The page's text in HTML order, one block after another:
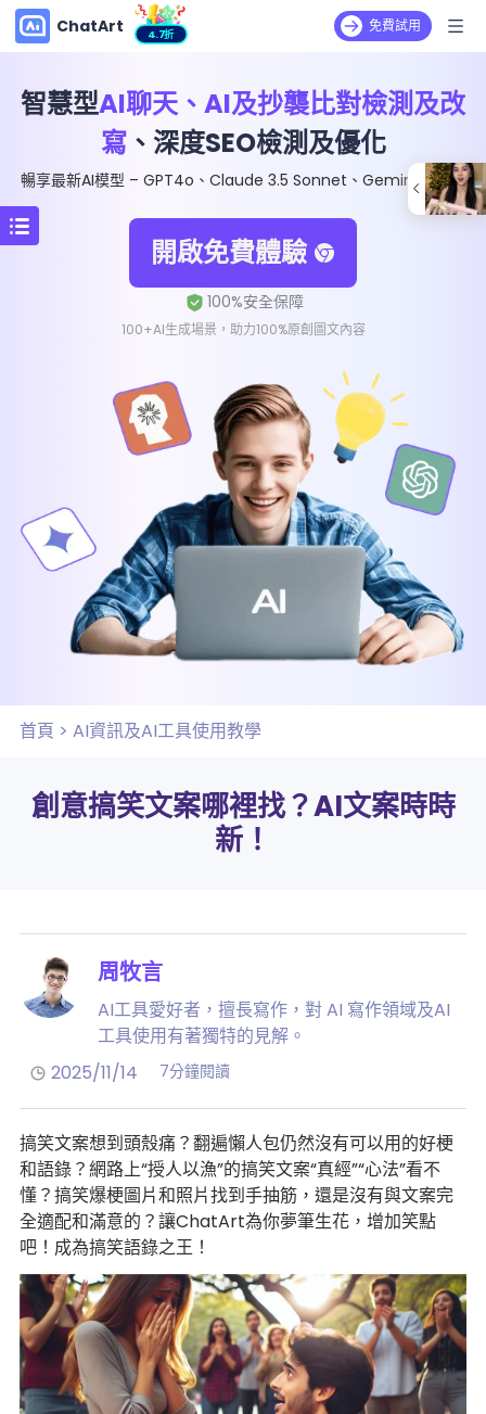
ChatArt 4.7折 免費試用
智慧型AI聊天、AI及抄襲比對檢測及改
寫、深度SEO檢測及優化
暢享最新AI模型 – GPT4o、Claude 3.5 Sonnet、Gemini 1.5 Pro
開啟免費體驗
100+AI生成場景，助力100%原創圖文內容
首頁 > AI資訊及AI工具使用教學
創意搞笑文案哪裡找？AI文案時時
新！
周牧言
AI工具愛好者，擅長寫作，對 AI 寫作領域及AI
工具使用有著獨特的見解。
2025/11/14
7分鐘閱讀
搞笑文案想到頭殼痛？翻遍懶人包仍然沒有可以用的好梗
和語錄？網路上“授人以漁”的搞笑文案“真經”“心法”看不
懂？搞笑爆梗圖片和照片找到手抽筋，還是沒有與文案完
全適配和滿意的？讓ChatArt為你夢筆生花，增加笑點
吧！成為搞笑語錄之王！